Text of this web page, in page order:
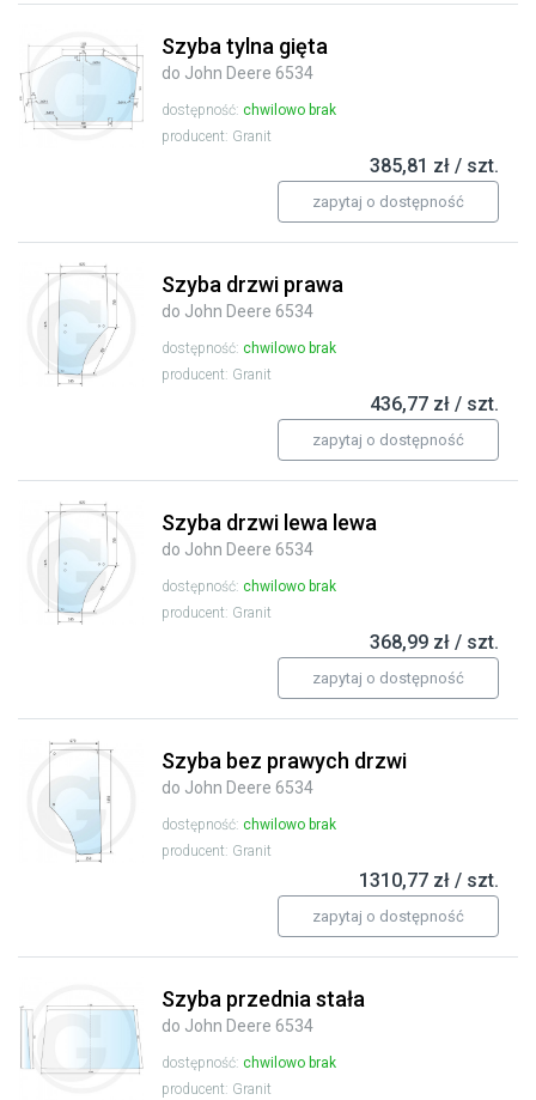
Szyba tylna gięta
do John Deere 6534
dostępność: chwilowo brak
producent: Granit
385,81 zł / szt.
zapytaj o dostępność
Szyba drzwi prawa
do John Deere 6534
dostępność: chwilowo brak
producent: Granit
436,77 zł / szt.
zapytaj o dostępność
Szyba drzwi lewa lewa
do John Deere 6534
dostępność: chwilowo brak
producent: Granit
368,99 zł / szt.
zapytaj o dostępność
Szyba bez prawych drzwi
do John Deere 6534
dostępność: chwilowo brak
producent: Granit
1310,77 zł / szt.
zapytaj o dostępność
Szyba przednia stała
do John Deere 6534
dostępność: chwilowo brak
producent: Granit